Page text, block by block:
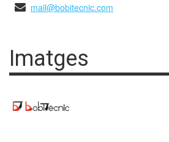
mail@bobitecnic.com
Imatges